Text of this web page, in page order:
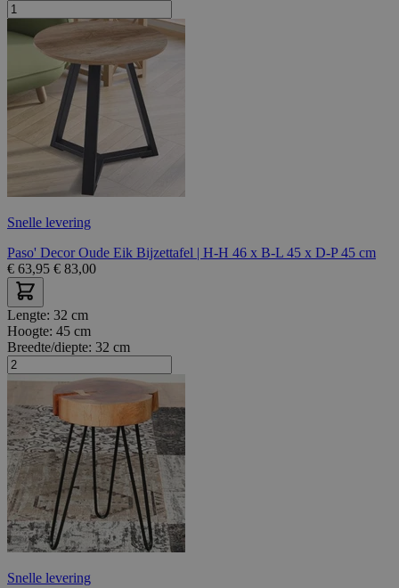
Snelle levering
Paso' Decor Oude Eik Bijzettafel | H-H 46 x B-L 45 x D-P 45 cm
€ 63,95 € 83,00
Lengte: 32 cm
Hoogte: 45 cm
Breedte/diepte: 32 cm
Snelle levering